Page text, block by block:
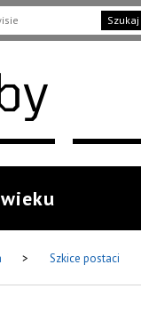
Szukaj
> Szkice postaci